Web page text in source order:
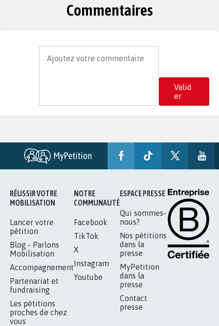
Commentaires
Valid
er
RÉUSSIR VOTRE
MOBILISATION
Lancer votre
pétition
Blog - Parlons
Mobilisation
Accompagnement
Partenariat et
fundraising
Les pétitions
proches de chez
vous
NOTRE
COMMUNAUTÉ
Facebook
TikTok
X
Instagram
Youtube
ESPACE PRESSE
Qui sommes-
nous?
Nos pétitions
dans la
presse
MyPetition
dans la
presse
Contact
presse